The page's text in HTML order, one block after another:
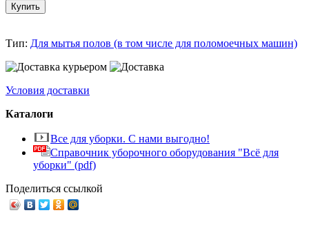
Тип: Для мытья полов (в том числе для поломоечных машин)
Условия доставки
Каталоги
Все для уборки. С нами выгодно!
Справочник уборочного оборудования "Всё для
уборки" (pdf)
Поделиться ссылкой